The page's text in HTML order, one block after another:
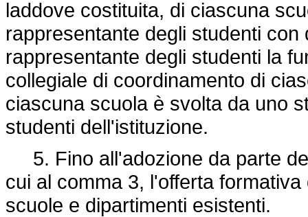
laddove costituita, di ciascuna
rappresentante degli studenti
rappresentante degli studenti la
collegiale di coordinamento di
ciascuna scuola è svolta da uno
studenti dell'istituzione.
5. Fino all'adozione da parte
cui al comma 3, l'offerta
scuole e dipartimenti esistenti.